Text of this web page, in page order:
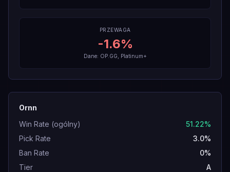
PRZEWAGA
-1.6%
Dane: OP.GG, Platinum+
Ornn
Win Rate (ogólny)
51.22%
Pick Rate
3.0%
Ban Rate
0%
Tier
A